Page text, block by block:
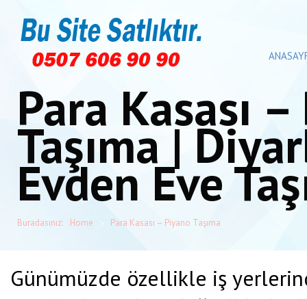
Para Kasası
Taşıma |
Evden Eve
Buradasınız: Home Para Kasası – Piyano Taşıma
Günümüzde özellikle iş